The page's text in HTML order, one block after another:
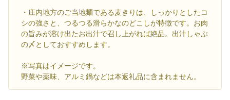
・庄内地方のご当地麺である麦きりは、しっかりとしたコ
シの強さと、つるつる滑らかなのどこしが特徴です。お肉
の旨みが溶け出たお出汁で召し上がれば絶品。出汁しゃぶ
の〆としておすすめします。
※写真はイメージです。
野菜や薬味、アルミ鍋などは本返礼品に含まれません。